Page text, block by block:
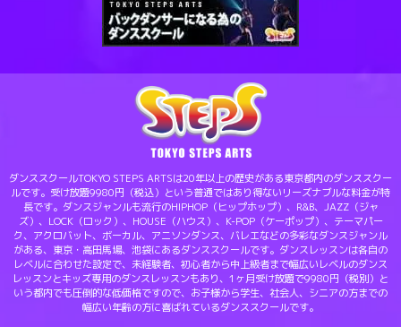
ダンススクールTOKYO STEPS ARTSは20年以上の歴史がある東京都内のダンススクー
ルです。受け放題9980円（税込）という普通ではあり得ないリーズナブルな料金が特
長です。ダンスジャンルも流行のHIPHOP（ヒップホップ）、R&B、JAZZ（ジャ
ズ）、LOCK（ロック）、HOUSE（ハウス）、K-POP（ケーポップ）、テーマパー
ク、アクロバット、ボーカル、アニソンダンス、バレエなどの多彩なダンスジャンル
がある、東京・高田馬場、池袋にあるダンススクールです。ダンスレッスンは各自の
レベルに合わせた設定で、未経験者、初心者から中上級者まで幅広いレベルのダンス
レッスンとキッズ専用のダンスレッスンもあり、1ヶ月受け放題で9980円（税別）と
いう都内でも圧倒的な低価格ですので、お子様から学生、社会人、シニアの方までの
幅広い年齢の方に喜ばれているダンススクールです。